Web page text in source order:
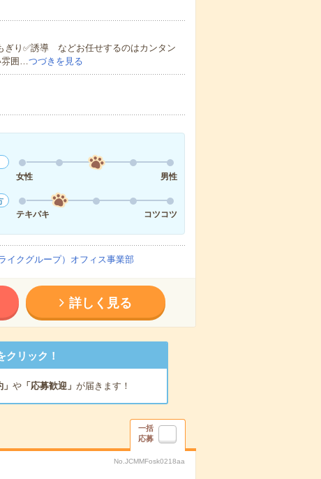
ぎり✅誘導 などお任せするのはカンタン
雰囲…つづきを見る
女性
男性
テキパキ
コツコツ
イクグループ）オフィス事業部
詳しく見る
リック！
や「応募歓迎」 が届きます！
一括
応募
No.JCMMFosk0218aa